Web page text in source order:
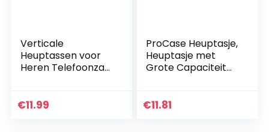
Verticale
Heuptassen voor
Heren Telefoonzak,
7.0″ Klein Mannen
€11.99
ProCase Heuptasje,
Heuptasje met
Grote Capaciteit
Reizen, Wandelen,
€11.81